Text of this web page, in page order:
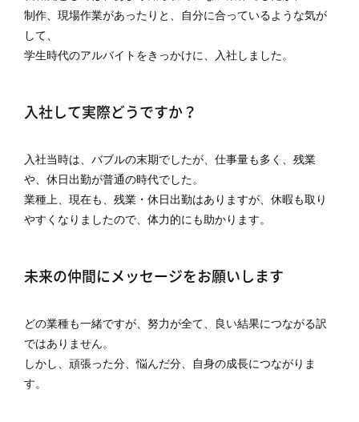
制作、現場作業があったりと、自分に合っているような気が
して、
学生時代のアルバイトをきっかけに、入社しました。
入社して実際どうですか？
入社当時は、バブルの末期でしたが、仕事量も多く、残業
や、休日出勤が普通の時代でした。
業種上、現在も、残業・休日出勤はありますが、休暇も取り
やすくなりましたので、体力的にも助かります。
未来の仲間にメッセージをお願いします
どの業種も一緒ですが、努力が全て、良い結果につながる訳
ではありません。
しかし、頑張った分、悩んだ分、自身の成長につながりま
す。